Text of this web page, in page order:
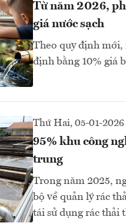
Từ năm 2026,
giá nước sạch
Theo quy định mới,
định bằng 10% giá
Thứ Hai, 05-01-2026
95% khu công
trung
Trong năm 2025,
bộ về quản lý rác
tái sử dụng rác thải